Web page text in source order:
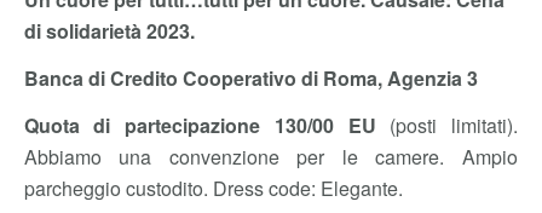
di solidarietà 2023.
Banca di Credito Cooperativo di Roma, Agenzia 3
Quota di partecipazione 130/00 EU (posti limitati).
Abbiamo una convenzione per le camere. Ampio
parcheggio custodito. Dress code: Elegante.